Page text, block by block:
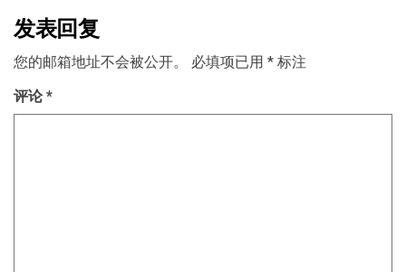
发表回复
您的邮箱地址不会被公开。 必填项已用 * 标注
评论*